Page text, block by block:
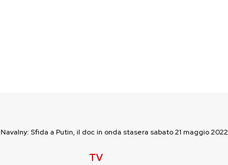
Navalny: Sfida a Putin, il doc in onda stasera sabato 21 maggio
TV